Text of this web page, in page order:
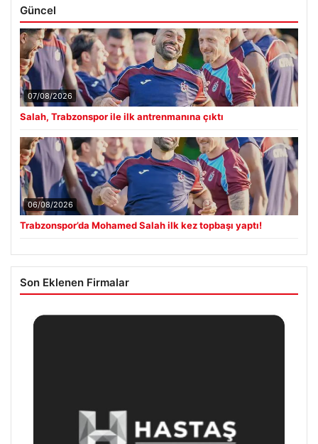
Güncel
07/08/2026
Salah, Trabzonspor ile ilk antrenmanına çıktı
06/08/2026
Trabzonspor’da Mohamed Salah ilk kez topbaşı yaptı!
Son Eklenen Firmalar